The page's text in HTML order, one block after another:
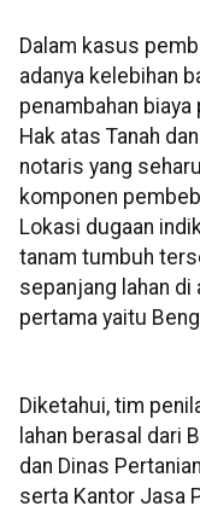
Dalam kasus
adanya kelebihan
penambahan
Hak atas Tanah
notaris yang
komponen
Lokasi dugaan
tanam tumbuh
sepanjang lahan di
pertama yaitu
Diketahui, tim
lahan berasal dari
dan Dinas
serta Kantor Jasa